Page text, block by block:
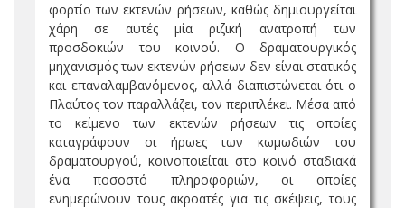
φορτίο των εκτενών ρήσεων, καθώς δημιουργείται
χάρη σε αυτές μία ριζική ανατροπή των
προσδοκιών του κοινού. Ο δραματουργικός
μηχανισμός των εκτενών ρήσεων δεν είναι στατικός
και επαναλαμβανόμενος, αλλά διαπιστώνεται ότι ο
Πλαύτος τον παραλλάζει, τον περιπλέκει. Μέσα από
το κείμενο των εκτενών ρήσεων τις οποίες
καταγράφουν οι ήρωες των κωμωδιών του
δραματουργού, κοινοποιείται στο κοινό σταδιακά
ένα ποσοστό πληροφοριών, οι οποίες
ενημερώνουν τους ακροατές για τις σκέψεις, τους